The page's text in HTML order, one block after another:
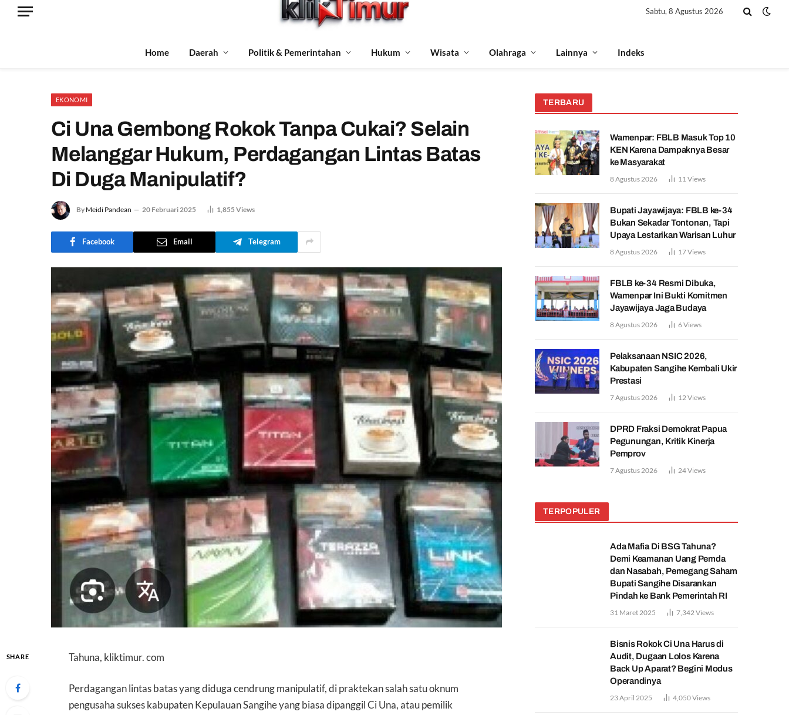
Sabtu, 8 Agustus 2026
Home Daerah Politik & Pemerintahan Hukum Wisata Olahraga Lainnya Indeks
EKONOMI
Ci Una Gembong Rokok Tanpa Cukai? Selain
Melanggar Hukum, Perdagangan Lintas Batas
Di Duga Manipulatif?
By Meidi Pandean 20 Februari 2025 1,855 Views
Facebook Email Telegram
SHARE Tahuna, kliktimur. com
Perdagangan lintas batas yang diduga cendrung manipulatif, di praktekan salah satu oknum
pengusaha sukses kabupaten Kepulauan Sangihe yang biasa dipanggil Ci Una, atau pemilik
TERBARU
Wamenpar: FBLB Masuk Top 10
KEN Karena Dampaknya Besar
ke Masyarakat
8 Agustus 2026 11 Views
Bupati Jayawijaya: FBLB ke-34
Bukan Sekadar Tontonan, Tapi
Upaya Lestarikan Warisan Luhur
8 Agustus 2026 17Views
FBLB ke-34 Resmi Dibuka,
Wamenpar Ini Bukti Komitmen
Jayawijaya Jaga Budaya
8 Agustus 2026 6Views
Pelaksanaan NSIC 2026,
Kabupaten Sangihe Kembali Ukir
Prestasi
7 Agustus 2026 12 Views
DPRD Fraksi Demokrat Papua
Pegunungan, Kritik Kinerja
Pemprov
7 Agustus 2026 24Views
TERPOPULER
Ada Mafia Di BSG Tahuna?
Demi Keamanan Uang Pemda
dan Nasabah, Pemegang Saham
Bupati Sangihe Disarankan
Pindah ke Bank Pemerintah RI
31 Maret 2025 7,342 Views
Bisnis Rokok Ci Una Harus di
Audit, Dugaan Lolos Karena
Back Up Aparat? Begini Modus
Operandinya
23 April 2025 4,050Views